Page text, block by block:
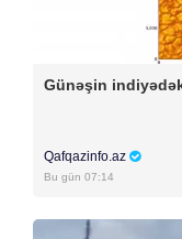
Günəşin
Qafqazinfo.az
Bu gün 07:14